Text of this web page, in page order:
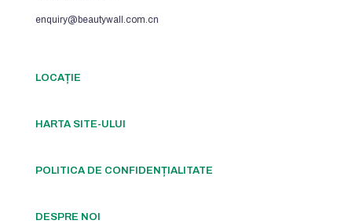
enquiry@beautywall.com.cn
LOCAȚIE
HARTA SITE-ULUI
POLITICA DE CONFIDENȚIALITATE
DESPRE NOI